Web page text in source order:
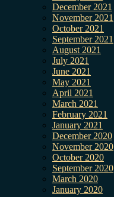
December 2021
November 2021
October 2021
September 2021
August 2021
July 2021
June 2021
May 2021
April 2021
March 2021
February 2021
January 2021
December 2020
November 2020
October 2020
September 2020
March 2020
January 2020